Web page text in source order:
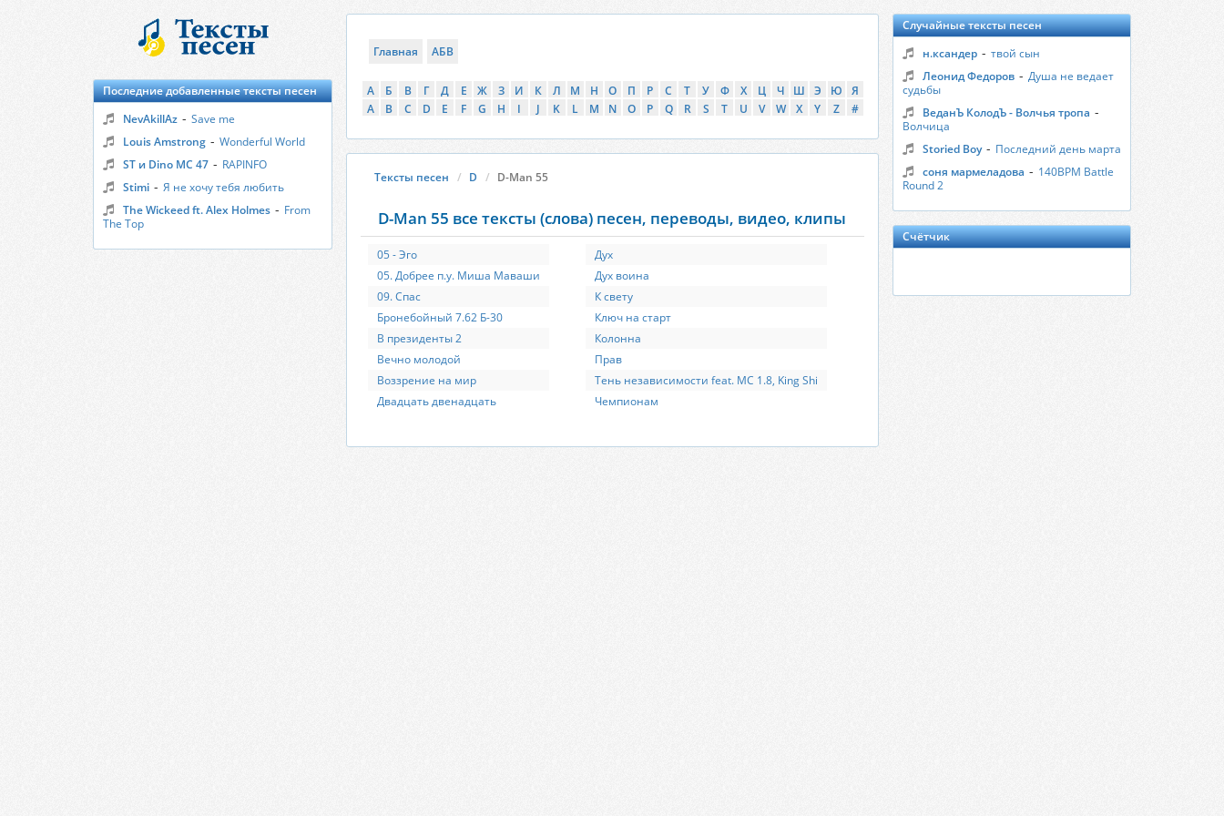
Главная АБВ
А Б В Г Д Е Ж З И К Л М Н О П Р С Т У Ф Х Ц Ч Ш Э Ю
Я
A
B C D E F G H I J K L M N O P Q R S T U V W X Y Z #
Тексты песен D D-Man 55
D-Man 55 все тексты (слова) песен, переводы, видео, клипы
05 - Эго
05. Добрее п.у. Миша Маваши
09. Спас
Бронебойный 7.62 Б-30
В президенты 2
Вечно молодой
Воззрение на мир
Двадцать двенадцать
Дух
Дух воина
К свету
Ключ на старт
Колонна
Прав
Тень независимости feat. MC 1.8, King Shi
Чемпионам
Последние добавленные тексты песен
NevAkillAz - Save me
Louis Amstrong - Wonderful World
ST и Dino MC 47 - RAPINFO
Stimi - Я не хочу тебя любить
The Wickeed ft. Alex Holmes - From
The Top
Случайные тексты песен
н.ксандер - твой сын
Леонид Федоров - Душа не ведает
судьбы
ВеданЪ КолодЪ - Волчья тропа -
Волчица
Storied Boy - Последний день марта
соня мармеладова - 140BPM Battle
Round 2
Счётчик